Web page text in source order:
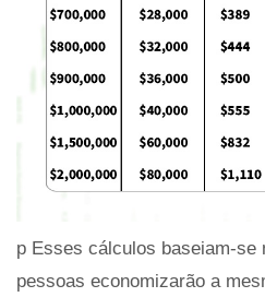
p Esses cálculos baseiam-se
pessoas economizarão a